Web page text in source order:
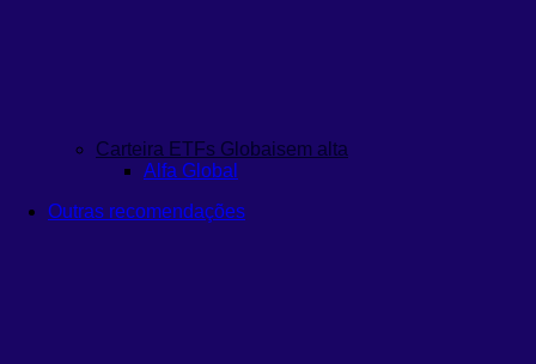
Carteira ETFs Globaisem alta
Alfa Global
Outras recomendações